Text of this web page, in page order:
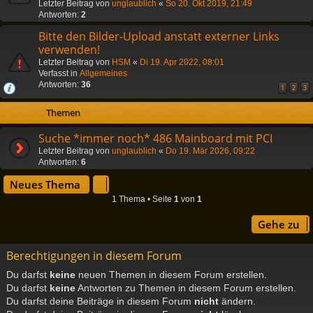
Letzter Beitrag von unglaublich « So 20. Okt 2019, 21:49
Antworten: 2
Bitte den Bilder-Upload anstatt externer Links
verwenden!
Letzter Beitrag von HSM « Di 19. Apr 2022, 08:01
Verfasst in Allgemeines
Antworten: 36 1 2 3
Themen
Suche *immer noch* 486 Mainboard mit PCI
Letzter Beitrag von unglaublich « Do 19. Mär 2026, 09:22
Antworten: 6
Neues Thema
1 Thema • Seite 1von 1
Gehe zu
Berechtigungen in diesem Forum
Du darfst keine neuen Themen in diesem Forum erstellen.
Du darfst keineAntworten zu Themen in diesem Forum erstellen.
Du darfst deine Beiträge in diesem Forum nicht ändern.